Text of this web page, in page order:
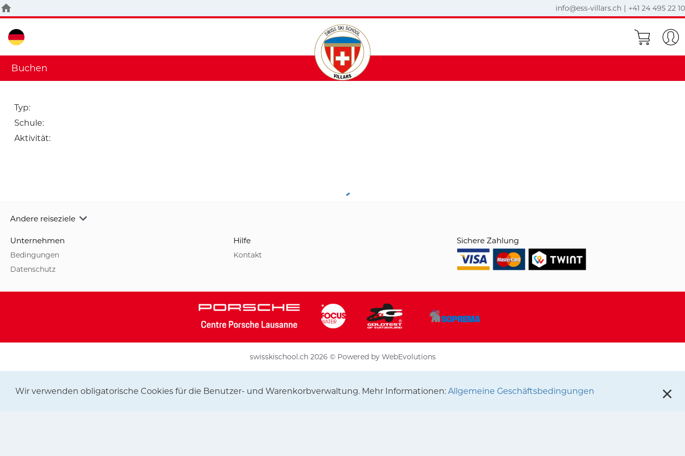
info@ess-villars.ch | +41 24 495 22 10
Buchen
Typ:
Schule:
Aktivität:
Andere reiseziele
Unternehmen
Bedingungen
Datenschutz
Hilfe
Kontakt
Sichere Zahlung
swisskischool.ch 2026 © Powered by WebEvolutions
Wir verwenden obligatorische Cookies für die Benutzer- und Warenkorbverwaltung. Mehr Informationen: Allgemeine Geschäftsbedingungen